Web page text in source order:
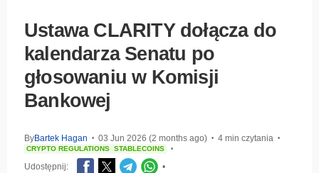
Ustawa CLARITY dołącza do
kalendarza Senatu po
głosowaniu w Komisji
Bankowej
ByBartek Hagan • 03 Jun 2026 (2 months ago) • 4 min czytania •
CRYPTO REGULATIONS STABLECOINS •
Udostępnij: •